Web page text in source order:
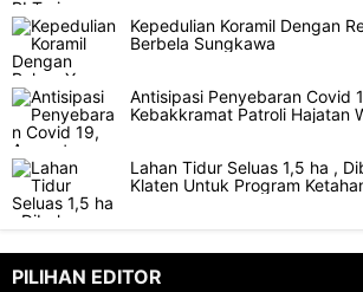
Kepedulian Koramil Dengan
Berbela Sungkawa
Antisipasi Penyebaran Covid
Kebakkramat Patroli Hajatan
Lahan Tidur Seluas 1,5 ha ,
Klaten Untuk Program
PILIHAN EDITOR